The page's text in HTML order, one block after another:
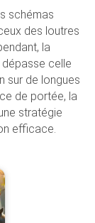
schémas
des loutres
la
celle
sur de longues
de portée, la
stratégie
efficace.